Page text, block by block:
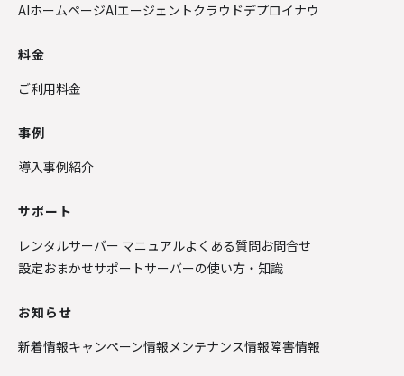
AIホームページAIエージェントクラウドデプロイナウ
料金
ご利用料金
事例
導入事例紹介
サポート
レンタルサーバー マニュアルよくある質問お問合せ
設定おまかせサポートサーバーの使い方・知識
お知らせ
新着情報キャンペーン情報メンテナンス情報障害情報